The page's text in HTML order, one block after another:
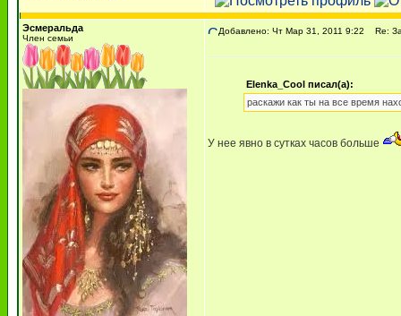
Эсмеральда
Член семьи
Добавлено: Чт Мар 31, 2011 9:22 Re:
Elenka_Cool писал(а):
раскажи как ты на все время
У нее явно в сутках часов больше